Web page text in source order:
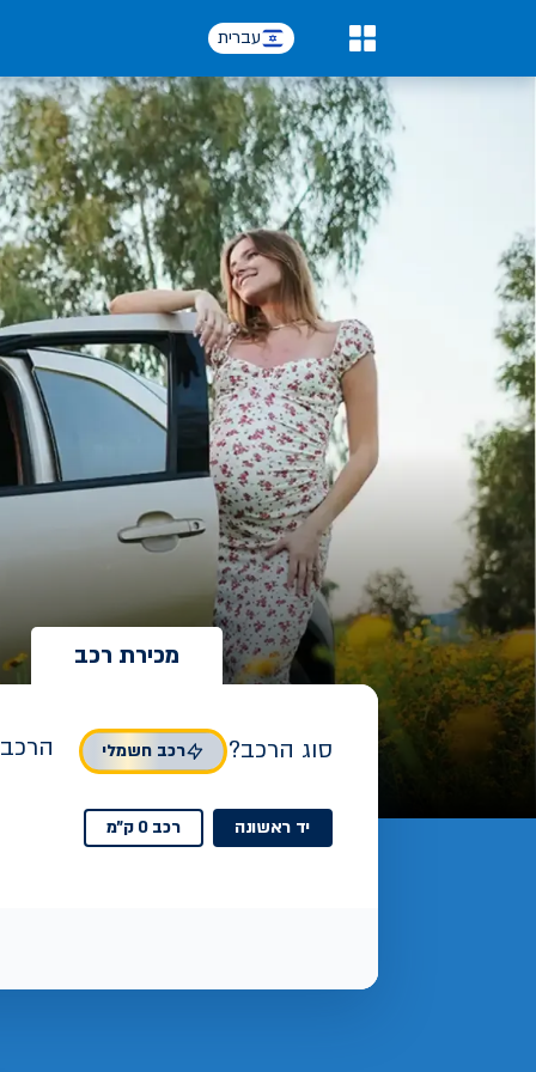
עברית
מכירת רכב
סוג הרכב? רכב חשמלי
יד ראשונה רכב 0 ק"מ